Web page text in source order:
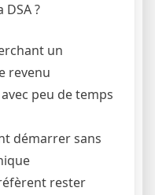
?
un
revenu
peu de temps
démarrer sans
rester